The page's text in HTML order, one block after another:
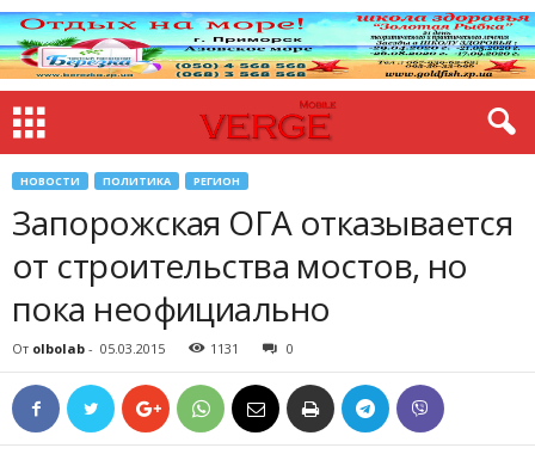
НОВОСТИ ПОЛИТИКА РЕГИОН
Запорожская ОГА отказывается
от строительства мостов, но
пока неофициально
От olbolab - 05.03.2015 1131 0